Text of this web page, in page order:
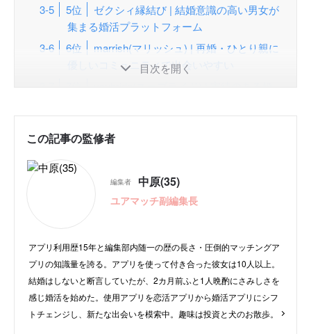
5位
ゼクシィ縁結び | 結婚意識の高い男女が
集まる婚活プラットフォーム
6位
marrish(マリッシュ) | 再婚・ひとり親に
優しいコミュニティで出会いやすい
結婚前提の出会いを支援
9位
検索機能ですぐにデートができる
エンスポーツ（ENSPORTS）| スポー
ツを軸にした“共通体験”でつながれる
成功確率を上げたい人向け
12位
tinder(ティンダー) | 男女無料で利用で
きる有名マッチングアプリ
13位
Dine(ダイン) | 会うことを第一に考え
目次を開く
この記事の監修者
編集者 中原(35)
ユアマッチ副編集長
アプリ利用歴15年と編集部内随一の歴の長さ・圧倒的マッチングア
プリの知識量を誇る。アプリを使って付き合った彼女は10人以上。
結婚はしないと断言していたが、2カ月前ふと1人晩酌にさみしさを
感じ婚活を始めた。使用アプリを恋活アプリから婚活アプリにシフ
トチェンジし、新たな出会いを模索中。趣味は投資と犬のお散歩。